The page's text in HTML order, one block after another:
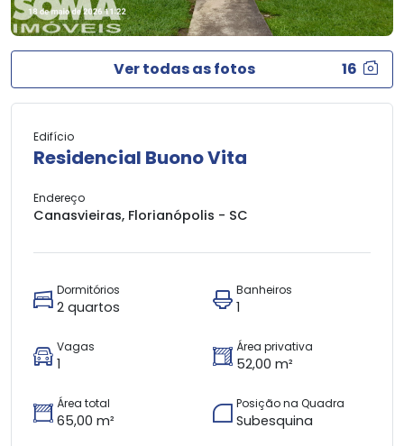
Ver todas as fotos 16
Edifício
Residencial Buono Vita
Endereço
Canasvieiras, Florianópolis - SC
Dormitórios
2 quartos
Banheiros
1
Vagas
1
Área privativa
52,00 m²
Área total
65,00 m²
Posição na Quadra
Subesquina